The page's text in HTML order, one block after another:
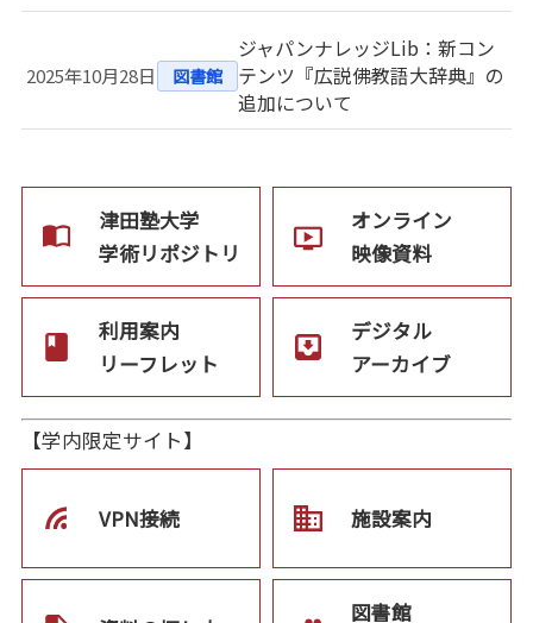
2025年10月28日 図書館
ジャパンナレッジLib：新コン
テンツ『広説佛教語大辞典』の
追加について
津田塾大学
学術リポジトリ
オンライン
映像資料
利用案内
リーフレット
デジタル
アーカイブ
【学内限定サイト】
VPN接続 施設案内
図書館